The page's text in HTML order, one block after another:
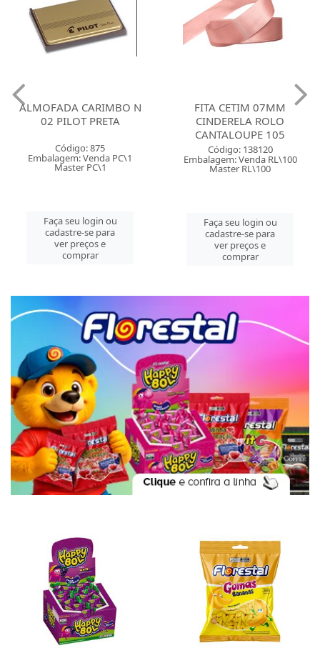
ALMOFADA CARIMBO N
02 PILOT PRETA
Código: 875
Embalagem: Venda PC\1
Master PC\1
Faça seu login ou
cadastre-se para
ver preços e
comprar
FITA CETIM 07MM
CINDERELA ROLO
CANTALOUPE 105
Código: 138120
Embalagem: Venda RL\100
Master RL\100
Faça seu login ou
cadastre-se para
ver preços e
comprar